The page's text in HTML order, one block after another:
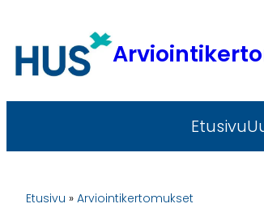
Etusivu
Etusivu » Arviointikertomukset